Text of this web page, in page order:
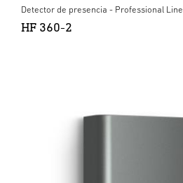
Detector de presencia - Professional Line
HF 360-2